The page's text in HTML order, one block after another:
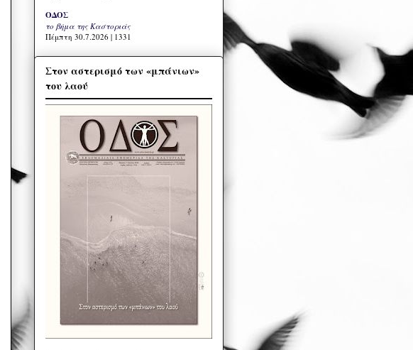
ΟΔΟΣ
το βήμα της Καστοριάς
Πέμπτη 30.7.2026 | 1331
Στον αστερισμό των «μπάνιων»
του λαού